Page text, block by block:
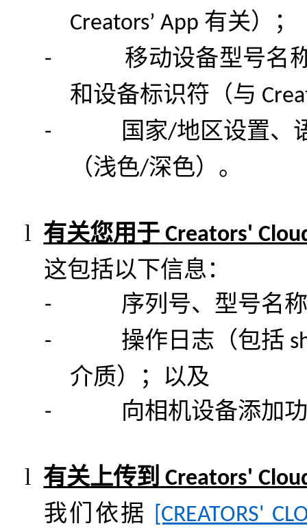
Creators’ App 有关）；
-
移动设备型号名
和设备标识符（与
-
国家/地区设置、
（浅色/深色）。
l 有关您用于 Creators'
这包括以下信息：
- 序列号、型号名
- 操作日志（包括
介质）；以及
- 向相机设备添加
l 有关上传到 Creators'
我们依据
[CREATORS'